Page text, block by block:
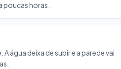
horas.
água deixa de subir e a parede vai